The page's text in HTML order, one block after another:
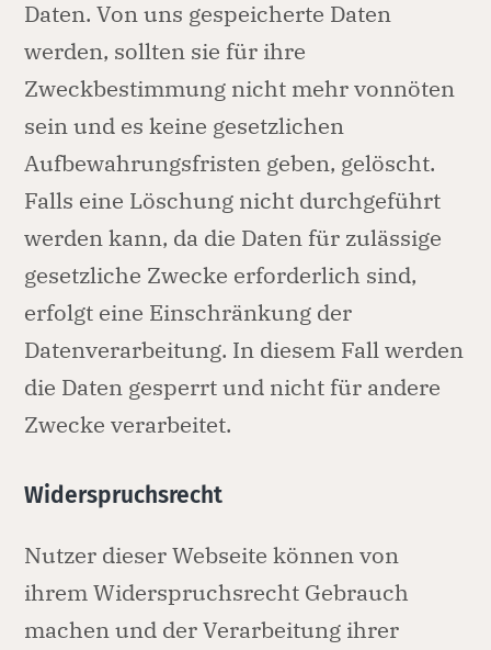
Daten. Von uns gespeicherte Daten
werden, sollten sie für ihre
Zweckbestimmung nicht mehr vonnöten
sein und es keine gesetzlichen
Aufbewahrungsfristen geben, gelöscht.
Falls eine Löschung nicht durchgeführt
werden kann, da die Daten für zulässige
gesetzliche Zwecke erforderlich sind,
erfolgt eine Einschränkung der
Datenverarbeitung. In diesem Fall werden
die Daten gesperrt und nicht für andere
Zwecke verarbeitet.
Widerspruchsrecht
Nutzer dieser Webseite können von
ihrem Widerspruchsrecht Gebrauch
machen und der Verarbeitung ihrer